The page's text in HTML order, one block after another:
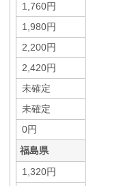
1,760円
1,980円
2,200円
2,420円
未確定
未確定
0円
福島県
1,320円